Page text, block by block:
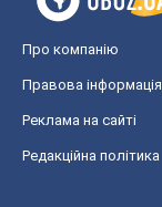
Про компанію
Правова інформація
Реклама на сайті
Редакційна політика